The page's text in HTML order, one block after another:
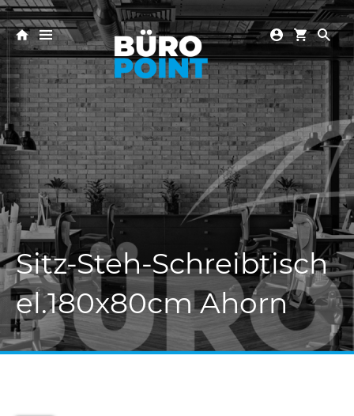
Sitz-Steh-Schreibtisch
el.180x80cm Ahorn